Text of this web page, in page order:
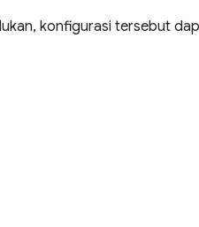
konfigurasi tersebut